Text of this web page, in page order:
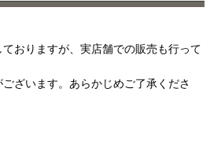
おりますが、実店舗での販売も行って
ざいます。あらかじめご了承くださ